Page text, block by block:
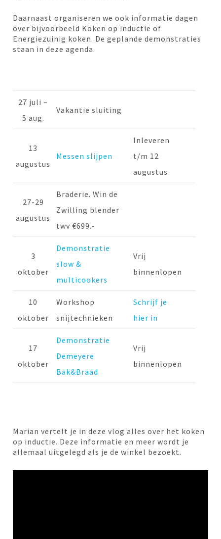
Daarnaast organiseren we ook informatie dagen
over bijvoorbeeld Koken op inductie of
Energiezuinig koken. De geplande demonstraties
staan in deze agenda.
27 juli –
5 aug.
Vakantie sluiting
13
augustus
Messen slijpen
Inleveren
t/m 12
augustus
27-29
augustus
Braderie. Win de
Zwilling blender
twv €699.-
3
oktober
Demonstratie
slow &
multicookers
Vrij
binnenlopen
10
oktober
Workshop
snijtechnieken
Schrijf je
hier in
17
oktober
Demonstratie
Demeyere
Bak&Braad
Vrij
binnenlopen
Marian vertelt je in deze vlog alles over het koken
op inductie. Deze informatie en meer wordt je
allemaal uitgelegd als je de winkel bezoekt.